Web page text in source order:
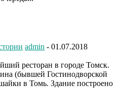
admin - 01.07.2018
ресторан в городе Томск.
(бывшей Гостинодворской
в Томь. Здание построено